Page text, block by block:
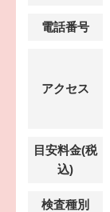
電話番号
アクセス
目安料金(税
込)
検査種別